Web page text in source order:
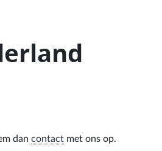
dan contact met ons op.